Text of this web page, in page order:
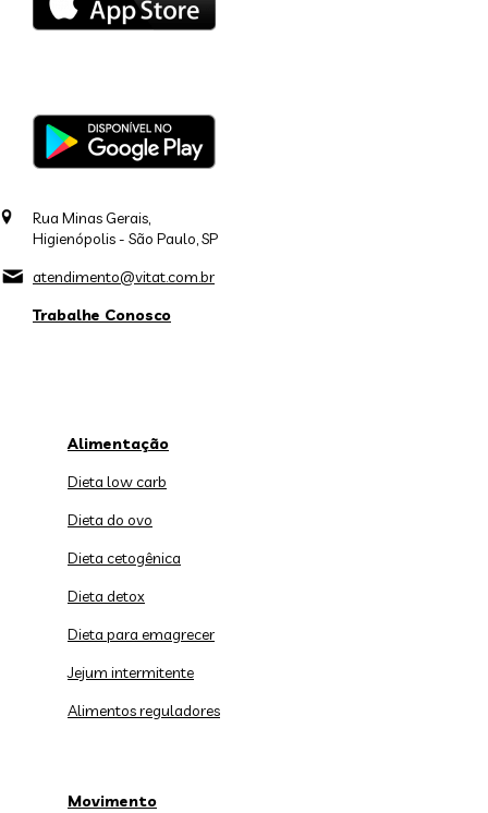
Rua Minas Gerais,
Higienópolis - São Paulo, SP
atendimento@vitat.com.br
Trabalhe Conosco
Alimentação
Dieta low carb
Dieta do ovo
Dieta cetogênica
Dieta detox
Dieta para emagrecer
Jejum intermitente
Alimentos reguladores
Movimento